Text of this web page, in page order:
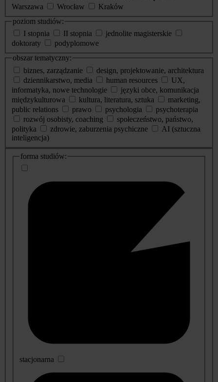
Warszawa
Wrocław
Kraków
poziom studiów:
I stopnia
II stopnia
jednolite magisterskie
doktoraty
podyplomowe
obszar tematyczny:
biznes, zarządzanie
design, projektowanie, architektura
dziennikarstwo, media
human resources
UX,
informatyka, nowe technologie
języki obce, komunikacja
międzykulturowa
kultura, literatura, sztuka
marketing,
public relations
prawo psychologia
psychoterapia
rozwój osobisty, coaching
społeczeństwo, państwo,
polityka
zdrowie, zaburzenia psychiczne
AI (sztuczna
inteligencja)
dodatkowe
informacje
forma studiów:
stacjonarna